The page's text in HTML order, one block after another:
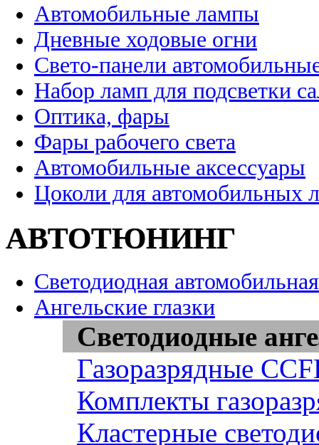
Автомобильные лампы
Дневные ходовые огни
Свето-панели
Набор ламп для подсветки
Оптика, фары
Фары рабочего света
Автомобильные аксессуары
Цоколи для автомобильных
АВТОТЮНИНГ
Светодиодная
Ангельские глазки
Светодиодные
Газоразрядные
Комплекты
Кластерные